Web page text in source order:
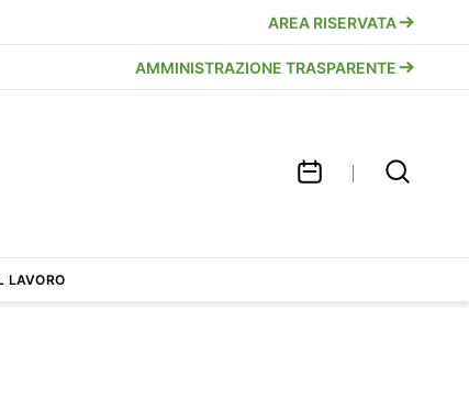
AREA RISERVATA
AMMINISTRAZIONE TRASPARENTE
LAVORO